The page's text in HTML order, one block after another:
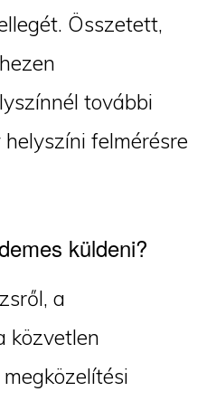
Összetett,
további
felmérésre
küldeni?
a
közvetlen